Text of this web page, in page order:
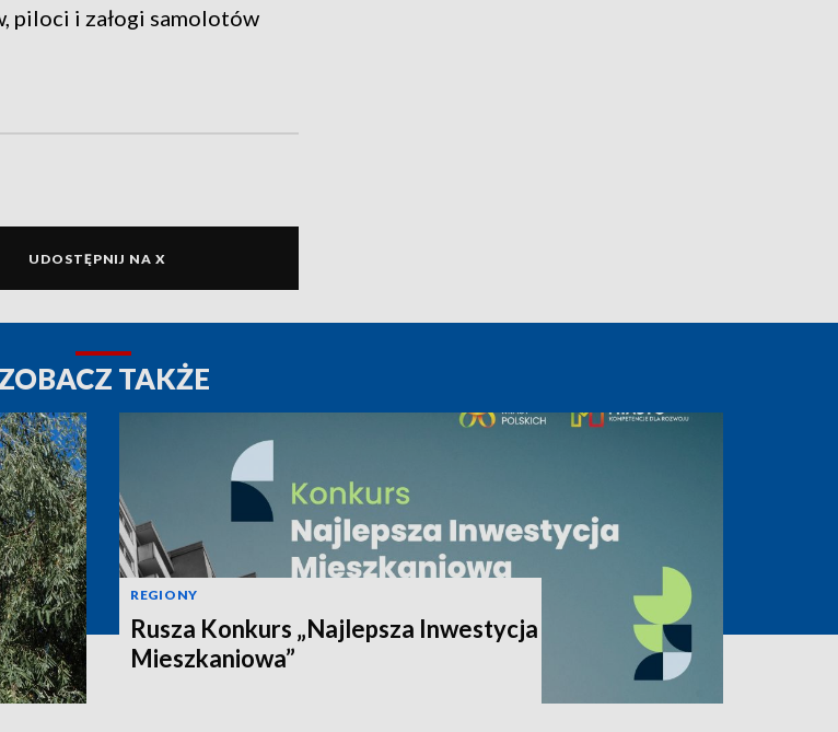
piloci i załogi samolotów
UDOSTĘPNIJ NA X
TAKŻE
REGIONY
Rusza Konkurs „Najlepsza Inwestycja
Mieszkaniowa”